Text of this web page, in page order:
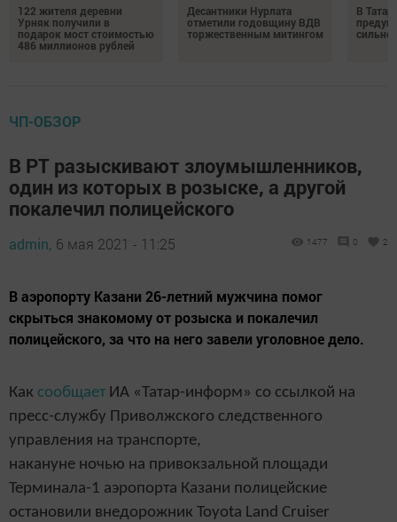
122 жителя деревни
Урняк получили в
подарок мост стоимостью
486 миллионов рублей
Десантники Нурлата
отметили годовщину ВДВ
торжественным митингом
В
ЧП-ОБЗОР
В РТ разыскивают злоумышленников,
один из которых в розыске, а другой
покалечил полицейского
admin, 6 мая 2021 - 11:25 1477 0 2
​​​​​​​В аэропорту Казани 26-летний мужчина помог
скрыться знакомому от розыска и покалечил
полицейского, за что на него завели уголовное дело.
Как сообщает ИА «Татар-информ» со ссылкой на
пресс-службу Приволжского следственного
управления на транспорте,
накануне ночью на привокзальной площади
Терминала-1 аэропорта Казани полицейские
остановили внедорожник Toyota Land Cruiser